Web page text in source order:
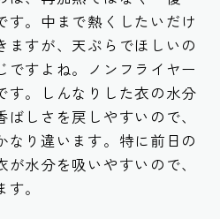
す。中まで熱くしたいだけ
ますが、天ぷらでほしいの
ですよね。ノンフライヤー
す。しんなりした衣の水分
しさを戻しやすいので、
なり違います。特に前日の
水分を吸いやすいので、
。